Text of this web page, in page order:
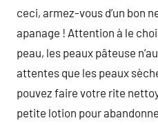
ceci, armez-vous d’un bon
apanage ! Attention à le
peau, les peaux pâteuse
attentes que les peaux
pouvez faire votre rite
petite lotion pour